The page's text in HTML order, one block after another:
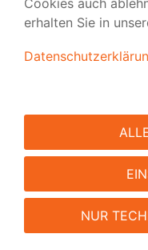
Presse|
viaprinto|
Impressum|